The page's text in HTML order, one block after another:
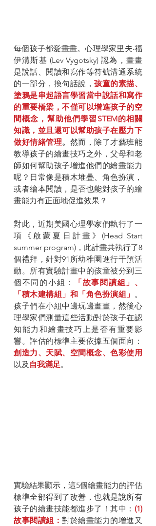
每個孩子都愛畫畫。心理學家里夫‧福
伊溝斯基 (Lev Vygotsky) 認為，畫畫
是說話、閱讀和寫作等符號溝通系統
的一部分，換句話說，孩童的素描、
塗鴉是串起語言學習當中說話和寫作
的重要橋梁，不僅可以增進孩子的空
間概念，幫助他們學習STEM的相關
知識，並且還可以幫助孩子在壓力下
做好情緒管理。 然而，除了才藝班能
教導孩子的繪畫技巧之外，父母和老
師如何幫助孩子增進他們的繪畫能力
呢？日常像是積木堆疊、角色扮演，
或者繪本閱讀，是否也能對孩子的繪
畫能力有正面地促進效果？
對此，近期美國心理學家們執行了一
項《啟蒙夏日計畫》(Head Start
summer program)，此計畫共執行了8
個禮拜，針對91所幼稚園進行干預活
動。所有實驗計畫中的孩童被分到三
個不同的小組：
「故事閱讀組」、
「積木建構組」和「角色扮演組」 。
孩子們在小組中邊玩邊畫畫，然後心
理學家們測量這些活動對於孩子在認
知能力和繪畫技巧上是否有重要影
響。評估的標準主要依據五個面向：
創造力、天賦、空間概念、色彩使用
以及 自我滿足。
實驗結果顯示，這5個繪畫能力的評估
標準全部得到了改善，也就是說所有
孩子的繪畫技能都進步了！其中： (1)
故事閱讀組：對於繪畫能力的增進又